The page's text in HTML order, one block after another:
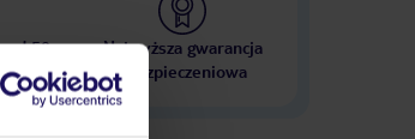
50
Najwyższa gwarancja
ubezpieczeniowa